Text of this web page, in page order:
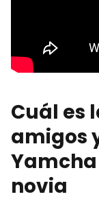
Cuál es
amigos
novia